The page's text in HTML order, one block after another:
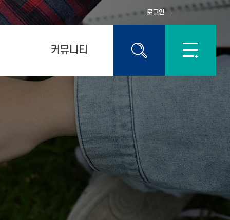
로그인
커뮤니티